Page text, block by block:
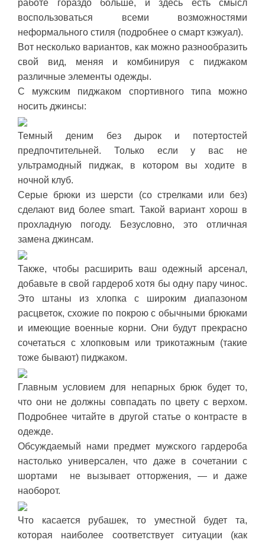
работе гораздо больше, и здесь есть смысл
воспользоваться всеми возможностями
неформального стиля (подробнее о смарт кэжуал).
Вот несколько вариантов, как можно разнообразить
свой вид, меняя и комбинируя с пиджаком
различные элементы одежды.
С мужским пиджаком спортивного типа можно
носить джинсы:
Темный деним без дырок и потертостей
предпочтительней. Только если у вас не
ультрамодный пиджак, в котором вы ходите в
ночной клуб.
Серые брюки из шерсти (со стрелками или без)
сделают вид более smart. Такой вариант хорош в
прохладную погоду. Безусловно, это отличная
замена джинсам.
Также, чтобы расширить ваш одежный арсенал,
добавьте в свой гардероб хотя бы одну пару чинос.
Это штаны из хлопка с широким диапазоном
расцветок, схожие по покрою с обычными брюками
и имеющие военные корни. Они будут прекрасно
сочетаться с хлопковым или трикотажным (такие
тоже бывают) пиджаком.
Главным условием для непарных брюк будет то,
что они не должны совпадать по цвету с верхом.
Подробнее читайте в другой статье о контрасте в
одежде.
Обсуждаемый нами предмет мужского гардероба
настолько универсален, что даже в сочетании с
шортами не вызывает отторжения, — и даже
наоборот.
Что касается рубашек, то уместной будет та,
которая наиболее соответствует ситуации (как